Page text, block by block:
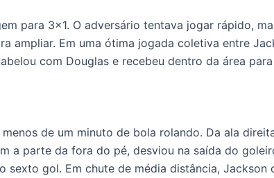
para 3×1. O adversário tentava jogar rápido,
ampliar. Em uma ótima jogada coletiva entre
com Douglas e recebeu dentro da área
de um minuto de bola rolando. Da ala
a parte da fora do pé, desviou na saída do
gol. Em chute de média distância, Jackson